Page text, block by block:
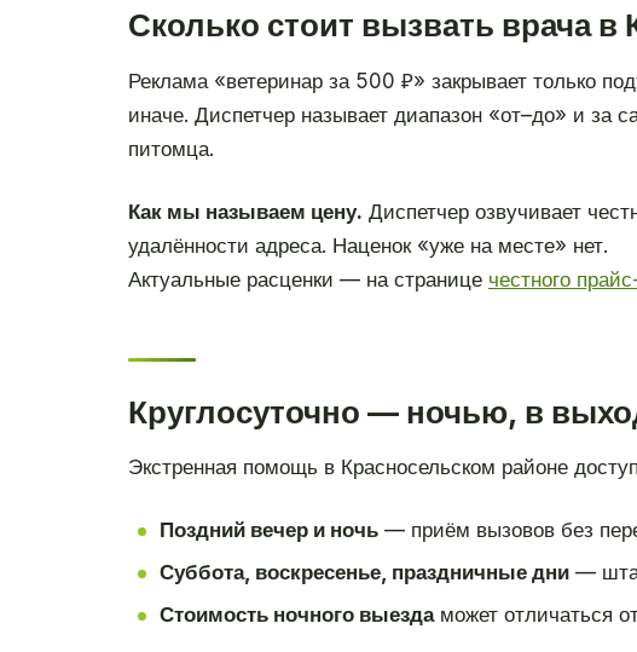
Сколько стоит вызвать врача в
Реклама «ветеринар за 500 ₽» закрывает только
иначе. Диспетчер называет диапазон «от–до» и за
питомца.
Как мы называем цену. Диспетчер озвучивает
удалённости адреса. Наценок «уже на месте» нет.
Актуальные расценки — на странице честного
Круглосуточно — ночью, в
Экстренная помощь в Красносельском районе
Поздний вечер и ночь— приём вызовов без
Суббота, воскресенье, праздничные дни—
Стоимость ночного выездаможет отличаться